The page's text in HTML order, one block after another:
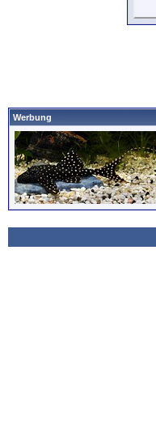
Werbung